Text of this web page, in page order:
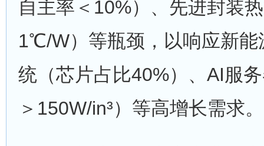
自主率＜10%）、先进封装
1℃/W）等瓶颈，以响应新能
统（芯片占比40%）、AI服
＞150W/in³）等高增长需求。